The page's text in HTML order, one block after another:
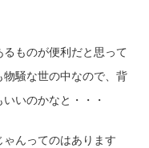
ものが便利だと思って
騒な世の中なので、背
いのかなと・・・
んってのはあります